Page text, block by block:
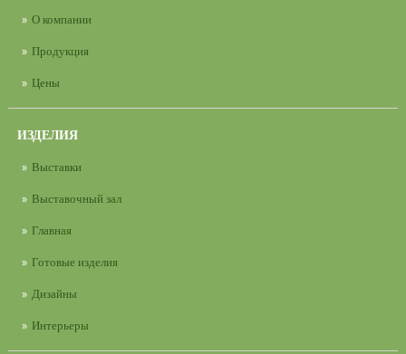
О компании
Продукция
Цены
ИЗДЕЛИЯ
Выставки
Выставочный зал
Главная
Готовые изделия
Дизайны
Интерьеры